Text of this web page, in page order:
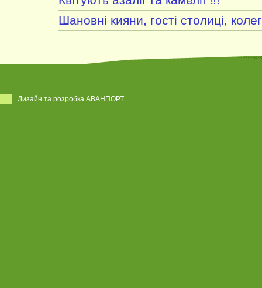
Шановні кияни, гості столиці,
Дизайн та розробка АВАНПОРТ